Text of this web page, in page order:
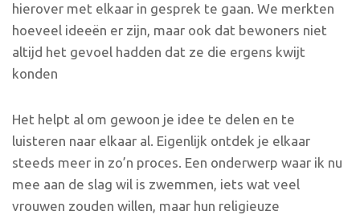
hierover met elkaar in gesprek te gaan. We merkten
hoeveel ideeën er zijn, maar ook dat bewoners niet
altijd het gevoel hadden dat ze die ergens kwijt
konden
Het helpt al om gewoon je idee te delen en te
luisteren naar elkaar al. Eigenlijk ontdek je elkaar
steeds meer in zo’n proces. Een onderwerp waar ik nu
mee aan de slag wil is zwemmen, iets wat veel
vrouwen zouden willen, maar hun religieuze